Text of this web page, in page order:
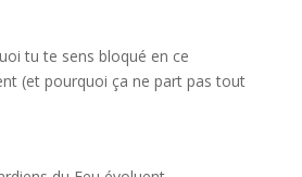
tu te sens bloqué en ce
(et pourquoi ça ne part pas tout